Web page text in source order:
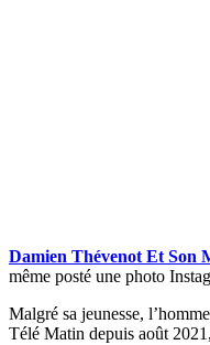
Damien Thévenot Et Son
même posté une photo
Malgré sa jeunesse,
Télé Matin depuis août